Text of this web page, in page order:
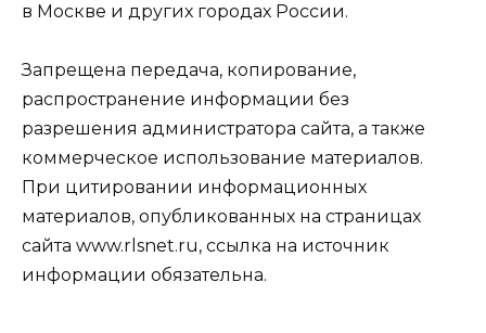
в Москве и других городах России.
Запрещена передача, копирование,
распространение информации без
разрешения администратора сайта, а также
коммерческое использование материалов.
При цитировании информационных
материалов, опубликованных на страницах
сайта www.rlsnet.ru, ссылка на источник
информации обязательна.